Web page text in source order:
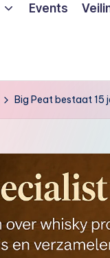
Events
Big Peat bestaat 15